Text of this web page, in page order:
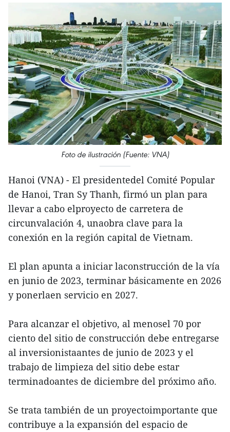
Foto de ilustración (Fuente: VNA)
Hanoi (VNA) - El presidentedel Comité Popular
de Hanoi, Tran Sy Thanh, firmó un plan para
llevar a cabo elproyecto de carretera de
circunvalación 4, unaobra clave para la
conexión en la región capital de Vietnam.
El plan apunta a iniciar laconstrucción de la vía
en junio de 2023, terminar básicamente en 2026
y ponerlaen servicio en 2027.
Para alcanzar el objetivo, al menosel 70 por
ciento del sitio de construcción debe entregarse
al inversionistaantes de junio de 2023 y el
trabajo de limpieza del sitio debe estar
terminadoantes de diciembre del próximo año.
Se trata también de un proyectoimportante que
contribuye a la expansión del espacio de